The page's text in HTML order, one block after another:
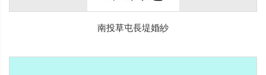
南投草屯長堤婚紗